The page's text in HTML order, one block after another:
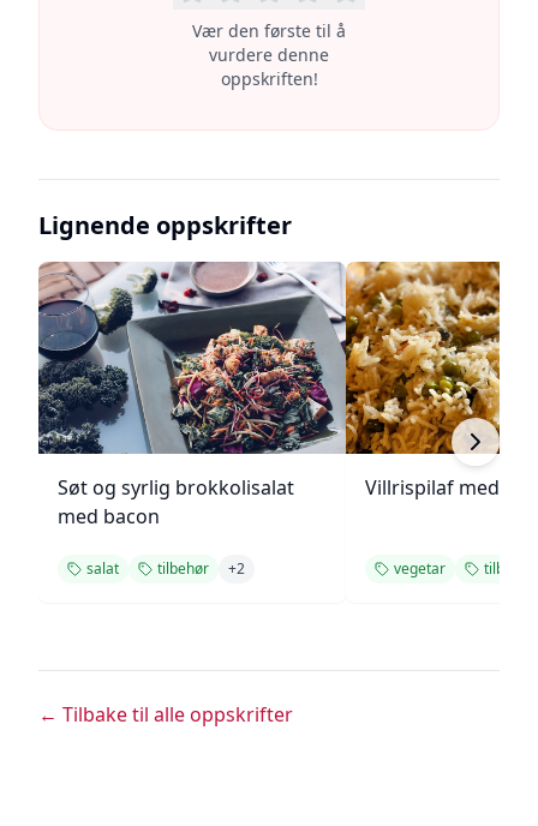
Vær den første til å
vurdere denne
oppskriften!
Lignende oppskrifter
Søt og syrlig brokkolisalat
med bacon
salat tilbehør +2
Villrispilaf med
vegetar tilbehør
← Tilbake til alle oppskrifter